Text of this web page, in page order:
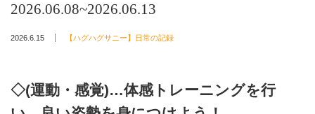
2026.06.08~2026.06.13
2026.6.15 【ハグハグサニー】日常の記録
◇(運動・感覚)…体感トレーニングを行